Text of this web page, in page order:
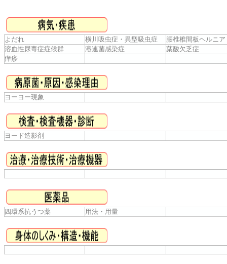
よだれ 横川吸虫症・異型吸虫症
腰椎椎間板ヘルニア
溶血性尿毒症症候群
溶連菌感染症
葉酸欠乏症
痒疹
ヨーヨー現象
ヨード造影剤
四環系抗うつ薬 用法・用量